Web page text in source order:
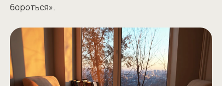
бороться».